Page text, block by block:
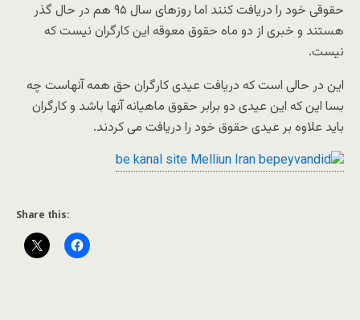
حقوقی خود را دریافت کنند اما روزهای سال ۹۵ هم در حال گذر
هستند و خبری از دو ماه حقوق معوقه این کارگران نیست که
نیست.
این در حالی است که دریافت عیدی کارگران حق همه آنهاست چه
بسا این که این عیدی دو برابر حقوق ماهیانه آنها باشد و کارگران
باید علاوه بر عیدی حقوق خود را دریافت می کردند.
Share this: